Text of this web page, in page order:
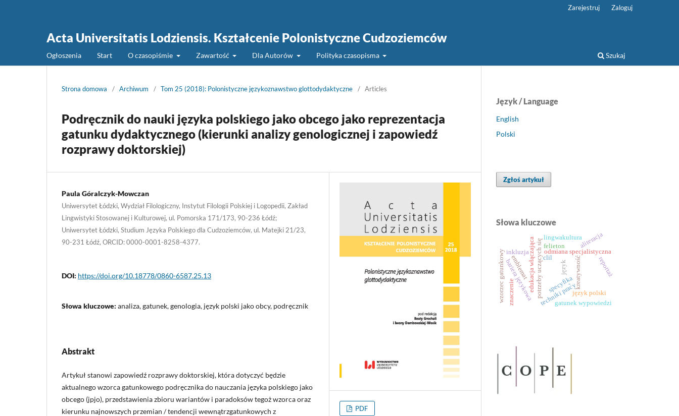
Acta Universitatis Lodziensis. Kształcenie Polonistyczne Cudzoziemców
Ogłoszenia Start O czasopiśmie Zawartość Dla Autorów Polityka czasopisma Szukaj
Zarejestruj Zaloguj
Strona domowa / Archiwum / Tom 25 (2018): Polonistyczne językoznawstwo glottodydaktyczne / Articles
Podręcznik do nauki języka polskiego jako obcego jako reprezentacja
gatunku dydaktycznego (kierunki analizy genologicznej i zapowiedź
rozprawy doktorskiej)
Paula Góralczyk-Mowczan
Uniwersytet Łódzki, Wydział Filologiczny, Instytut Filologii Polskiej i Logopedii, Zakład
Lingwistyki Stosowanej i Kulturowej, ul. Pomorska 171/173, 90-236 Łódź;
Uniwersytet Łódzki, Studium Języka Polskiego dla Cudzoziemców, ul. Matejki 21/23,
90-231 Łódź, ORCID: 0000-0001-8258-4377.
DOI: https://doi.org/10.18778/0860-6587.25.13
Słowa kluczowe: analiza, gatunek, genologia, język polski jako obcy, podręcznik
Abstrakt
Artykuł stanowi zapowiedź rozprawy doktorskiej, która dotyczyć będzie
aktualnego wzorca gatunkowego podręcznika do nauczania języka polskiego jako
obcego (jpjo), przedstawienia zbioru wariantów i paradoksów tegoż wzorca oraz
kierunku najnowszych przemian / tendencji wewnątrzgatunkowych z
PDF
Język / Language
English
Polski
Zgłoś artykuł
Słowa kluczowe
język
odmiana specjalistyczna
potrzeby uczących się kreatywność
clil
edukacja włączająca
inkluzja
techniki pracy
bariera językowa język polski
specyfika
reportaż
gatunek wypowiedzi
wzorzec gatunkowy
felieton
znaczenie
aliteracja
-
lingwakultura
emblemat